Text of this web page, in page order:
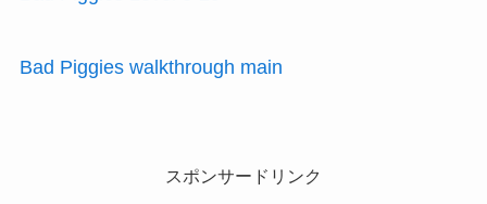
Bad Piggies walkthrough main
スポンサードリンク